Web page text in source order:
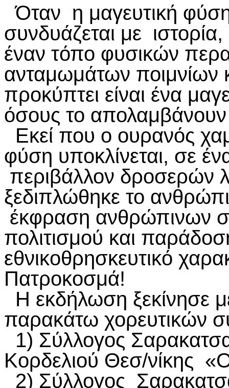
Όταν η μαγευτική
συνδυάζεται με
έναν τόπο φυσικών
ανταμωμάτων ποιμνίων
προκύπτει είναι ένα
όσους το
Εκεί που ο ουρανός
φύση υποκλίνεται, σε
περιβάλλον δροσερών
ξεδιπλώθηκε το
έκφραση ανθρώπινων
πολιτισμού και
εθνικοθρησκευτικό
Πατροκοσμά!
Η εκδήλωση ξεκίνησε
παρακάτω χορευτικών
1) Σύλλογος
Κορδελιού Θεσ/νίκης
2) Σύλλογος